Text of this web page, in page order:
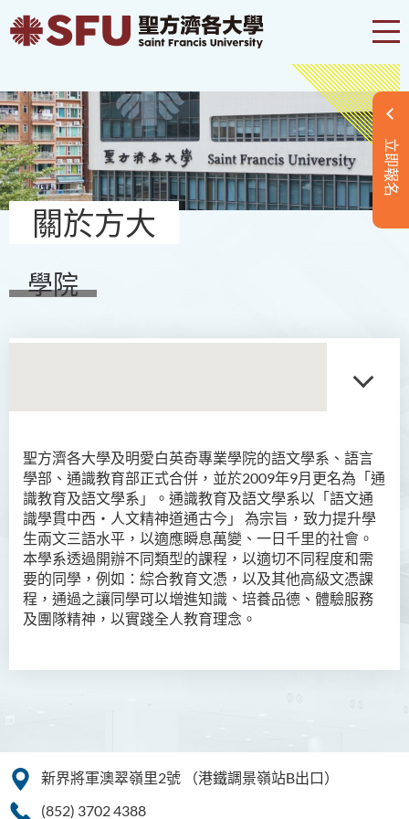
立即報名
關於方大
學院
聖方濟各大學及明愛白英奇專業學院的語文學系、語言
學部、通識教育部正式合併，並於2009年9月更名為「通
識教育及語文學系」。通識教育及語文學系以「語文通
識學貫中西‧人文精神道通古今」 為宗旨，致力提升學
生兩文三語水平，以適應瞬息萬變、一日千里的社會。
本學系透過開辦不同類型的課程，以適切不同程度和需
要的同學，例如：綜合教育文憑，以及其他高級文憑課
程，通過之讓同學可以增進知識、培養品德、體驗服務
及團隊精神，以實踐全人教育理念。
新界將軍澳翠嶺里2號
（港鐵調景嶺站B出口）
(852) 3702 4388